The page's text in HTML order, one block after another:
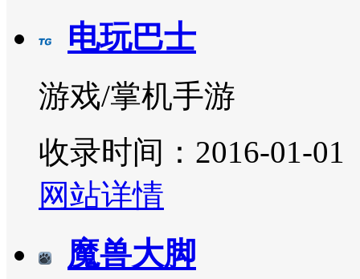
电玩巴士
游戏/掌机手游
收录时间：2016-01-01
网站详情
魔兽大脚